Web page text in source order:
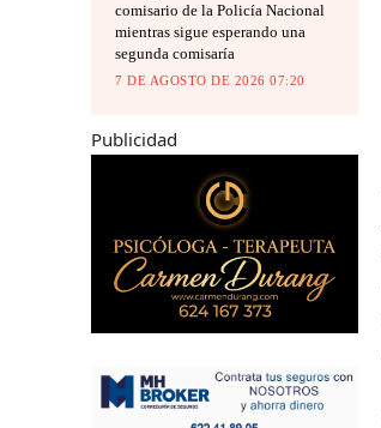
comisario de la Policía Nacional
mientras sigue esperando una
segunda comisaría
7 DE AGOSTO DE 2026 07:20
Publicidad